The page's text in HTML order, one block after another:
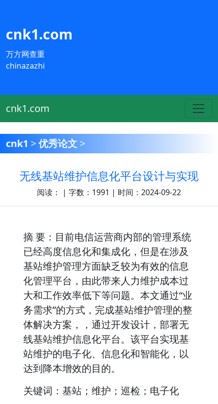
cnk1.com
万方网查重
chinazazhi
cnk1.com
cnk1 >优秀论文 >
无线基站维护信息化平台设计与实现
阅读： | 字数：1991 | 时间：2024-09-22
摘 要：目前电信运营商内部的管理系统
已经高度信息化和集成化，但是在涉及
基站维护管理方面缺乏较为有效的信息
化管理平台，由此带来人力维护成本过
大和工作效率低下等问题。本文通过“业
务需求”的方式，完成基站维护管理的整
体解决方案，，通过开发设计，部署无
线基站维护信息化平台。该平台实现基
站维护的电子化、信息化和智能化，以
达到降本增效的目的。
关键词：基站；维护；巡检；电子化